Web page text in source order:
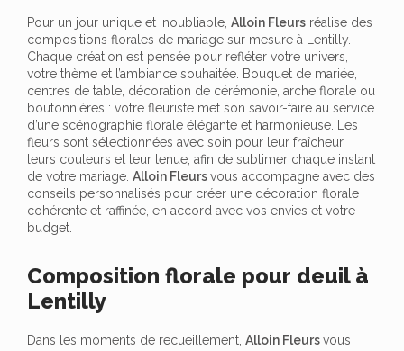
Pour un jour unique et inoubliable, Alloin Fleurs réalise des
compositions florales de mariage sur mesure à Lentilly.
Chaque création est pensée pour refléter votre univers,
votre thème et l’ambiance souhaitée. Bouquet de mariée,
centres de table, décoration de cérémonie, arche florale ou
boutonnières : votre fleuriste met son savoir-faire au service
d’une scénographie florale élégante et harmonieuse. Les
fleurs sont sélectionnées avec soin pour leur fraîcheur,
leurs couleurs et leur tenue, afin de sublimer chaque instant
de votre mariage. Alloin Fleursvous accompagne avec des
conseils personnalisés pour créer une décoration florale
cohérente et raffinée, en accord avec vos envies et votre
budget.
Composition florale pour deuil à
Lentilly
Dans les moments de recueillement, Alloin Fleursvous